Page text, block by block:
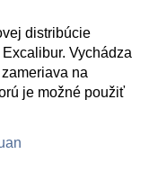
distribúcie
Vychádza
na
je možné použiť